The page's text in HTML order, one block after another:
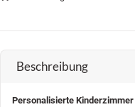
Beschreibung
Personalisierte